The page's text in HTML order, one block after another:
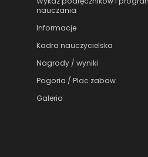
nauczania
Informacje
Kadra nauczycielska
Nagrody / wyniki
Pogoria / Plac zabaw
Galeria